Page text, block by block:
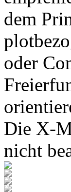
dem
oder
Die X-
nicht